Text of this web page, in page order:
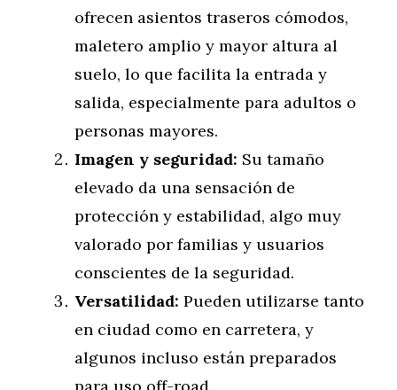
ofrecen asientos traseros cómodos,
maletero amplio y mayor altura al
suelo, lo que facilita la entrada y
salida, especialmente para adultos o
personas mayores.
Imagen y seguridad: Su tamaño
elevado da una sensación de
protección y estabilidad, algo muy
valorado por familias y usuarios
conscientes de la seguridad.
Versatilidad: Pueden utilizarse tanto
en ciudad como en carretera, y
algunos incluso están preparados